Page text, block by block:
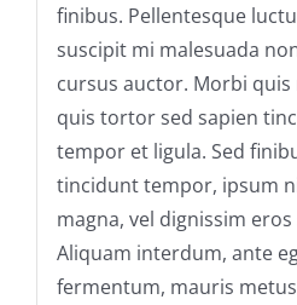
finibus. Pellentesque
suscipit mi malesuada
cursus auctor. Morbi
quis tortor sed sapien
tempor et ligula. Sed
tincidunt tempor, ipsum
magna, vel dignissim
Aliquam interdum, ante
fermentum, mauris